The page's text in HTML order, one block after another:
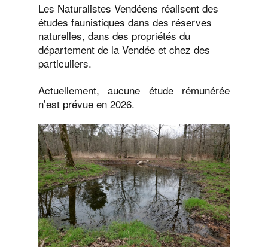
Les Naturalistes Vendéens réalisent des
études faunistiques dans des réserves
naturelles, dans des propriétés du
département de la Vendée et chez des
particuliers.
Actuellement, aucune étude rémunérée
n’est prévue en 2026.